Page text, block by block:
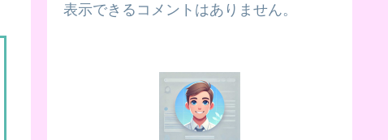
表示できるコメントはありません。